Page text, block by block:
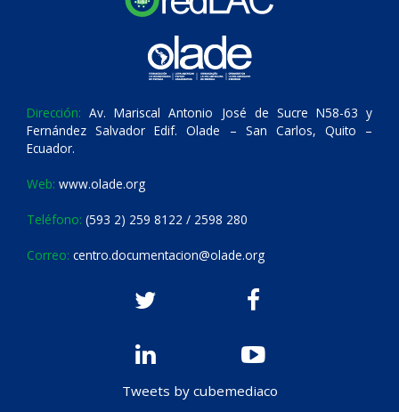
Dirección: Av. Mariscal Antonio José de Sucre N58-63 y
Fernández Salvador Edif. Olade – San Carlos, Quito –
Ecuador.
Web: www.olade.org
Teléfono: (593 2) 259 8122 / 2598 280
Correo: centro.documentacion@olade.org
Tweets by cubemediaco